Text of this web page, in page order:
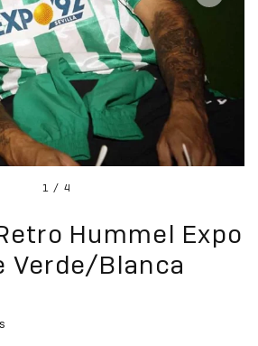
1 / 4
Hummel Expo
Verde/Blanca